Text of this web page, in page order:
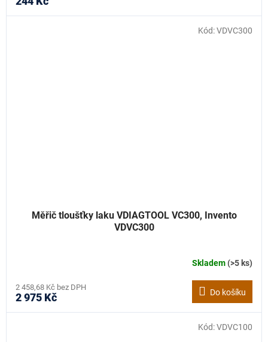
Měřič tloušťky laku VDIAGTOOL VC300, Invento
VDVC300
Skladem(>5 ks)
2 458,68 Kč bez DPH
2 975 Kč Do košíku
Kód:VDVC300
Kód:VDVC100